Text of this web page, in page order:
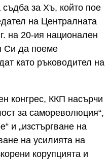
за Хъ, който пое
на Централната
на 20-ия национален
Си да поеме
като ръководител на
конгрес, ККП насърчи
за самореволюция“,
и „изстъргване на
на усилията на
корупцията и